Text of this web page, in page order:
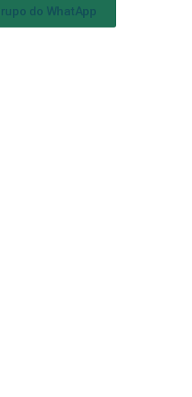
do WhatApp